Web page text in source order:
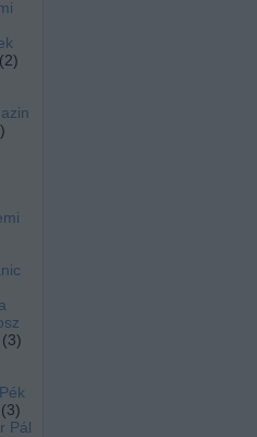
(2)
)
(3)
Pék
(3)
Pál